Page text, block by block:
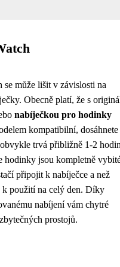
může lišit v závislosti na
Obecně platí, že s
nabíječkou pro hodinky
kompatibilní, dosáhnete
trvá přibližně 1-2
hodinky jsou kompletně
připojit k nabíječce a než
k použití na celý den. Díky
nabíjení vám chytré
prostojů.